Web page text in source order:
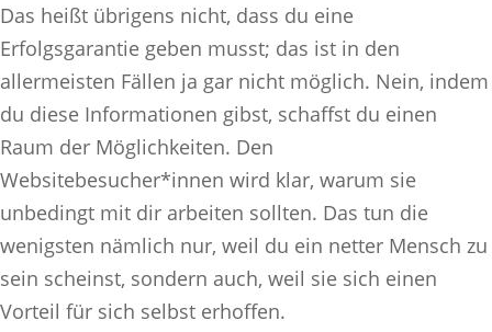
Das heißt übrigens nicht, dass du eine
Erfolgsgarantie geben musst; das ist in den
allermeisten Fällen ja gar nicht möglich. Nein, indem
du diese Informationen gibst, schaffst du einen
Raum der Möglichkeiten. Den
Websitebesucher*innen wird klar, warum sie
unbedingt mit dir arbeiten sollten. Das tun die
wenigsten nämlich nur, weil du ein netter Mensch zu
sein scheinst, sondern auch, weil sie sich einen
Vorteil für sich selbst erhoffen.